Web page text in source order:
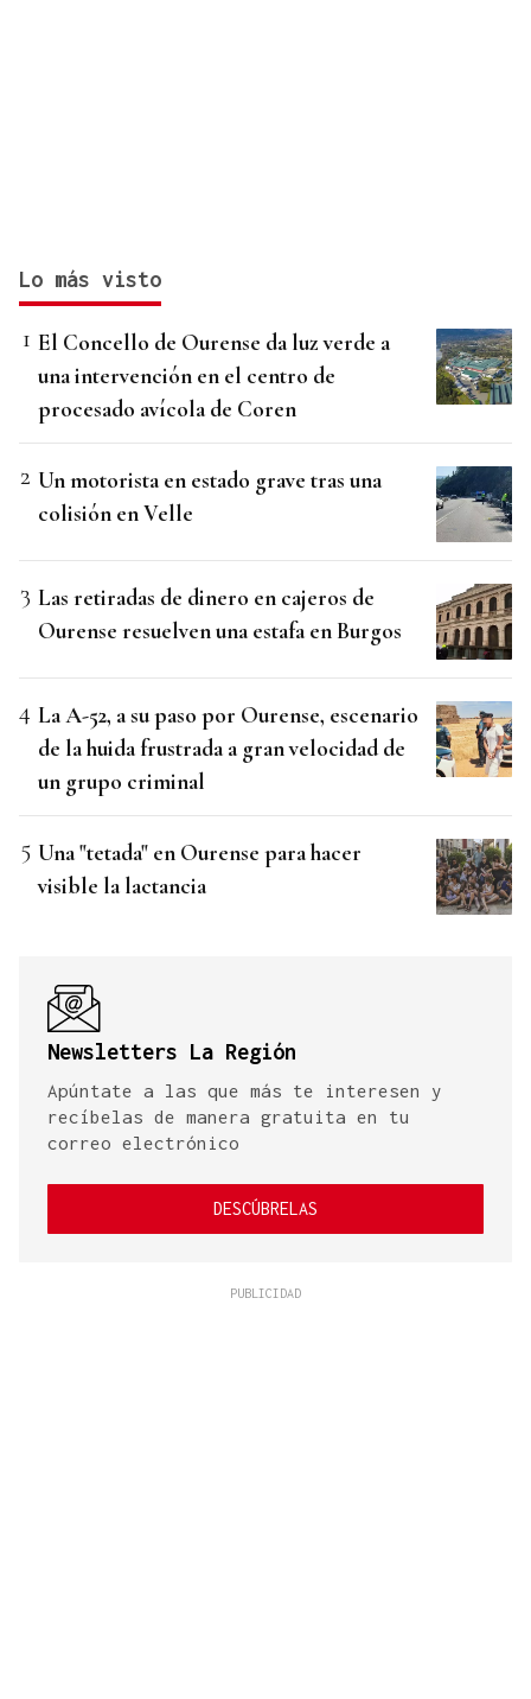
Lo más visto
El Concello de Ourense da luz verde a
una intervención en el centro de
procesado avícola de Coren
Un motorista en estado grave tras una
colisión en Velle
Las retiradas de dinero en cajeros de
Ourense resuelven una estafa en Burgos
La A-52, a su paso por Ourense, escenario
de la huida frustrada a gran velocidad de
un grupo criminal
Una "tetada" en Ourense para hacer
visible la lactancia
Newsletters La Región
Apúntate a las que más te interesen y
recíbelas de manera gratuita en tu
correo electrónico
DESCÚBRELAS